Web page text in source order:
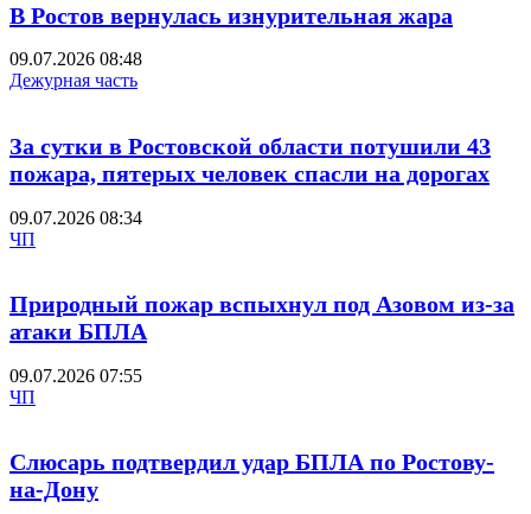
В Ростов вернулась изнурительная жара
09.07.2026 08:48
Дежурная часть
За сутки в Ростовской области потушили 43
пожара, пятерых человек спасли на дорогах
09.07.2026 08:34
ЧП
Природный пожар вспыхнул под Азовом из-за
атаки БПЛА
09.07.2026 07:55
ЧП
Слюсарь подтвердил удар БПЛА по Ростову-
на-Дону